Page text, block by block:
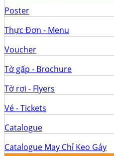
Poster
Thực Đơn - Menu
Voucher
Tờ gấp - Brochure
Tờ rơi - Flyers
Vé - Tickets
Catalogue
Catalogue May Chỉ Keo Gáy